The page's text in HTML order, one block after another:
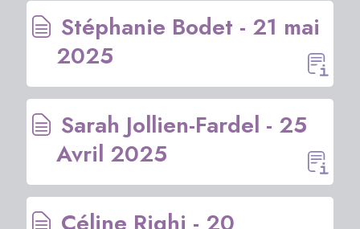
Stéphanie Bodet - 21 mai
2025
Sarah Jollien-Fardel - 25
Avril 2025